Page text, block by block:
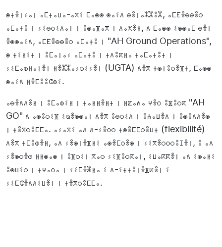
ⵙⵜⴻⵏⵢⴰⵏ ⴰⵎⵜⴰⵡⴰ-ⴰⴳⵉ ⵎⴰⵙⵙ ⵙⴰⵉⴷ ⴱⴻⵏⴰⵣⵣⵓⵣ, ⴰⵎⴹⴻⴱⴱⴻⵔ
ⴰⵎⴰⵜⵓ ⵏ ⵢⵉⴱⵔⵉⴷⴰⵏ ⵏ ⵓⵙⴰⴼⴰⴳ ⵏ ⴷⴰⵅⴻⵍ, ⴷ ⵎⴰⵙⵙ ⵉⵙⵙⴰⵎ ⴱⴻⵏ
ⴻⵙⵙⴰⵉⴷ, ⴰⵎⴹⴻⴱⴱⴻⵔ ⴰⵎⴰⵜⵓ ⵏ "AH Ground Operations",
ⵙ ⵜⵉⵍⵉⵜ ⵏ ⵓⵎⴰⵏⴰⵢ ⴰⵎⴰⵜⵓ ⵏ ⵜⴷⵓⴽⵍⴰ ⵜⴰⵎⴰⵜⵓⵜ ⵏ
ⵢⵉⵎⴰⵀⵍⴰⵏⴻⵏ ⵍⴻⵣⵣⴰⵢⵔⵉⵢⴻⵏ (UGTA) ⴷⴻⴳ ⵜⵙⵏⵓⵔⴻⴼⵜ, ⵎⴰⵙⵙ
ⵙⴰⵉⴷ ⵍⴻⵎⵓⵓⵛⵀⵉ.
ⴰⴱⴻⴷⴷⴻⵍ ⵏ ⵓⵎⴰⵀⵉⵍ ⵏ ⵜⴰⵍⵍⴻⵍⵜ ⵏ ⵍⵇⴰⵄⴰ ⵖⴻⵔ ⵓⴼⵓⵔⴽ "AH
GO" ⴷ ⴰⵙⵓⵔⵉⴼ ⵉⵕⴻⵙⵙⴰⵏ ⴷⴻⴳ ⵓⴱⵔⵉⴷ ⵏ ⵓⵄⴰⵡⴻⴷ ⵏ ⵓⵙⵓⴷⴷⴻⵙ
ⵏ ⵜⴻⴳⵔⵓⵎⵎⴰ. ⴰⵢⴰⴳⵉ ⴰⴷ ⴷ-ⵢⴻⵔⵔ ⵜⵙⴻⵎⵎⵔⴻⵡⵜ (flexibilité)
ⴷⴻⴳ ⵜⵎⵓⵀⴻⵍ, ⴰⴷ ⵢⴻⵙⵏⴻⴼⵍⵉ ⴰⵙⴻⵎⵔⴻⵙ ⵏ ⵢⵉⴳⴻⵔⵔⵔⵓⵊⴻⵏ, ⵓ ⴰⴷ
ⵢⴻⵙⵔⴻⵚ ⵍⵍⵙⴰⵙ ⵏ ⵓⴼⵔⵉⵏ ⴳⴰⵔ ⵢⵉⴼⵓⵔⴽⴰⵏ, ⵉⵡⴰⴽⴽⴻⵏ ⴰⴷ ⵉⵙⴰⵍⵉ
ⵓⵙⵡⵉⵔ ⵏ ⵜⵖⴰⵔⴰ ⵏ ⵢⵉⵎⴻⵥⵍⴰ ⵉ ⴷ-ⵉⵜⵜⵓⵏⴻⴼⴽⴻⵏ ⵉ
ⵢⵉⵎⵛⴻⴷⴷⵉⵡⴻⵏ ⵏ ⵜⴻⴳⵔⵓⵎⵎⴰ.